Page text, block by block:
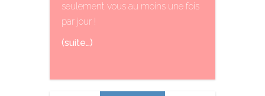
seulement vous au moins une fois
par jour !
(suite…)